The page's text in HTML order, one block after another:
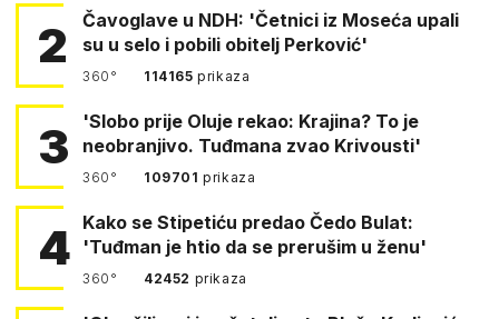
2
Čavoglave u NDH: 'Četnici iz Moseća upali
su u selo i pobili obitelj Perković'
360° 114165prikaza
3
'Slobo prije Oluje rekao: Krajina? To je
neobranjivo. Tuđmana zvao Krivousti'
360° 109701prikaza
4 Kako se Stipetiću predao Čedo Bulat:
'Tuđman je htio da se prerušim u ženu'
360° 42452 prikaza